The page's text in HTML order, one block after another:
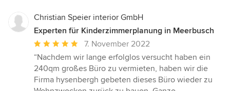
Christian Speier interior GmbH
Experten für Kinderzimmerplanung in Meerbusch
Durchschnittliche
Bewertung:
5
von
5
7. November 2022
“Nachdem wir lange erfolglos versucht haben ein
240qm großes Büro zu vermieten, haben wir die
Firma hysenbergh gebeten dieses Büro wieder zu